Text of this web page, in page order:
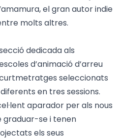
el gran autor indie
molts altres.
dedicada als
d’animació d’arreu
curtmetratges seleccionats
en tres sessions.
aparador per als nous
graduar-se i tenen
els seus